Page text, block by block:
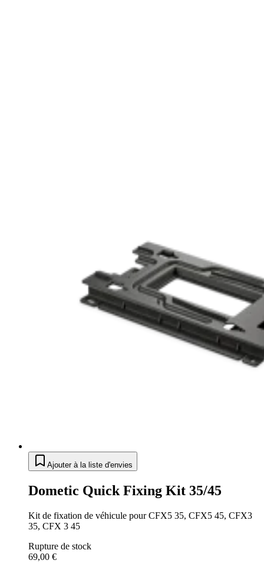
Ajouter à la liste d'envies
Dometic Quick Fixing Kit 35/45
Kit de fixation de véhicule pour CFX5 35, CFX5 45, CFX3
35, CFX 3 45
Rupture de stock
69,00 €